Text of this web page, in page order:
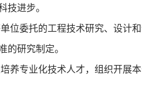
技进步。
位委托的工程技术研究、设计
的研究制定。
养专业化技术人才，组织开展